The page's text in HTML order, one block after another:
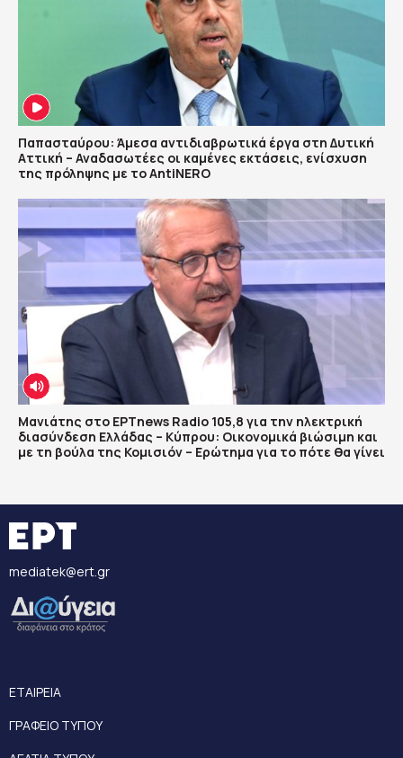
Παπασταύρου: Άμεσα αντιδιαβρωτικά έργα στη Δυτική
Αττική – Αναδασωτέες οι καμένες εκτάσεις, ενίσχυση
της πρόληψης με το AntiNERO
Μανιάτης στο ΕΡΤnews Radio 105,8 για την ηλεκτρική
διασύνδεση Ελλάδας – Κύπρου: Οικονομικά βιώσιμη και
με τη βούλα της Κομισιόν – Ερώτημα για το πότε θα γίνει
mediatek@ert.gr
ΕΤΑΙΡΕΙΑ
ΓΡΑΦΕΙΟ ΤΥΠΟΥ